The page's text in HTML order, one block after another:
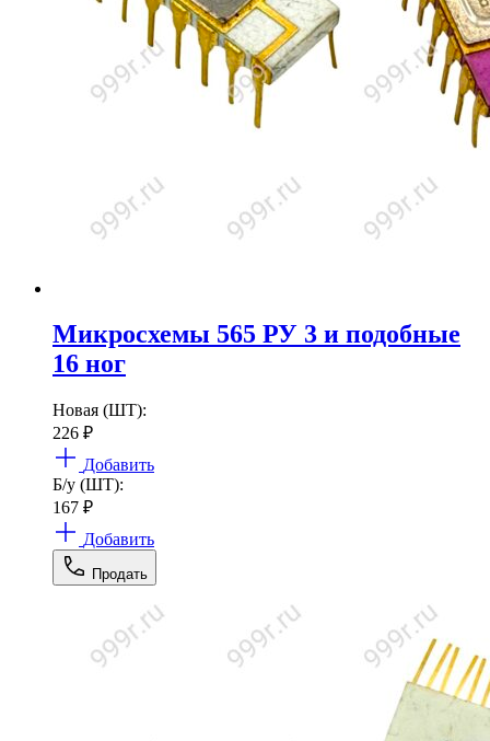
Микросхемы 565 РУ 3 и подобные
16 ног
Новая (ШТ):
226 ₽
Добавить
Б/у (ШТ):
167 ₽
Добавить
Продать